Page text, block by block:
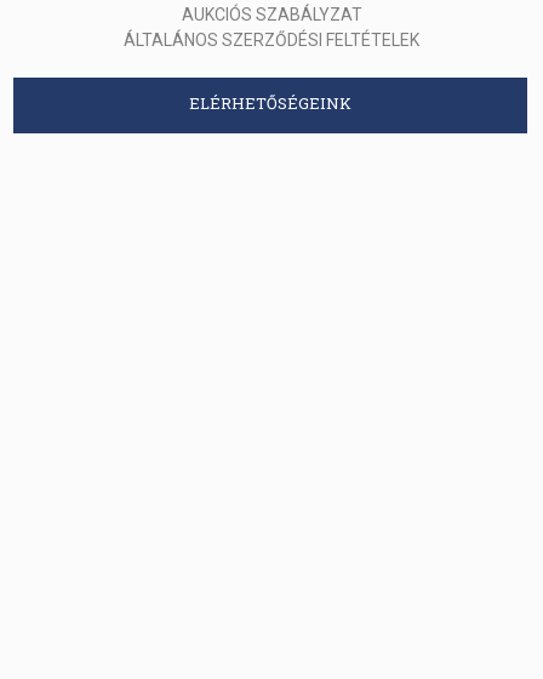
AUKCIÓS SZABÁLYZAT
ÁLTALÁNOS SZERZŐDÉSI FELTÉTELEK
ELÉRHETŐSÉGEINK